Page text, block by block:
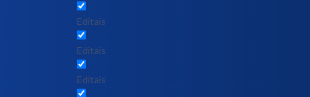
Editais
Editais
Editais